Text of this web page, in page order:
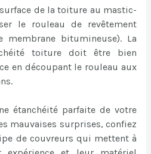
de la toiture au mastic-
le rouleau de revêtement
membrane bitumineuse). La
toiture doit être bien
en découpant le rouleau aux
étanchéité parfaite de votre
mauvaises surprises, confiez
de couvreurs qui mettent à